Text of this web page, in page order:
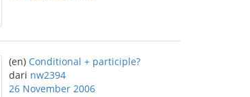
(en) Conditional + participle?
dari nw2394
26 November 2006